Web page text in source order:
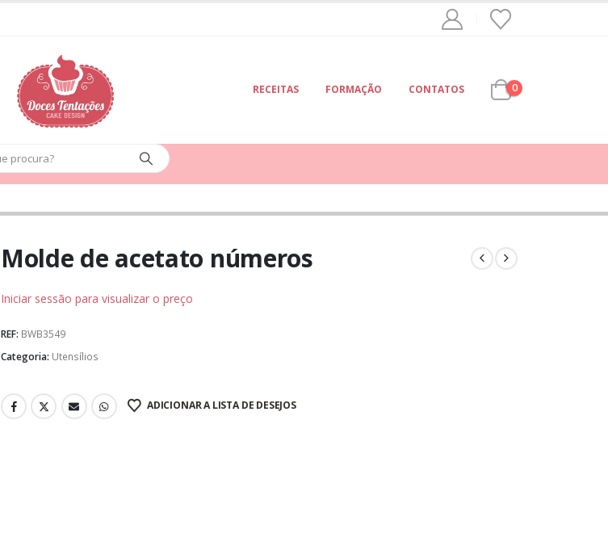
RECEITAS FORMAÇÃO CONTATOS 0
Molde de acetato números
Iniciar sessão para visualizar o preço
REF: BWB3549
Categoria: Utensílios
ADICIONAR A LISTA DE DESEJOS